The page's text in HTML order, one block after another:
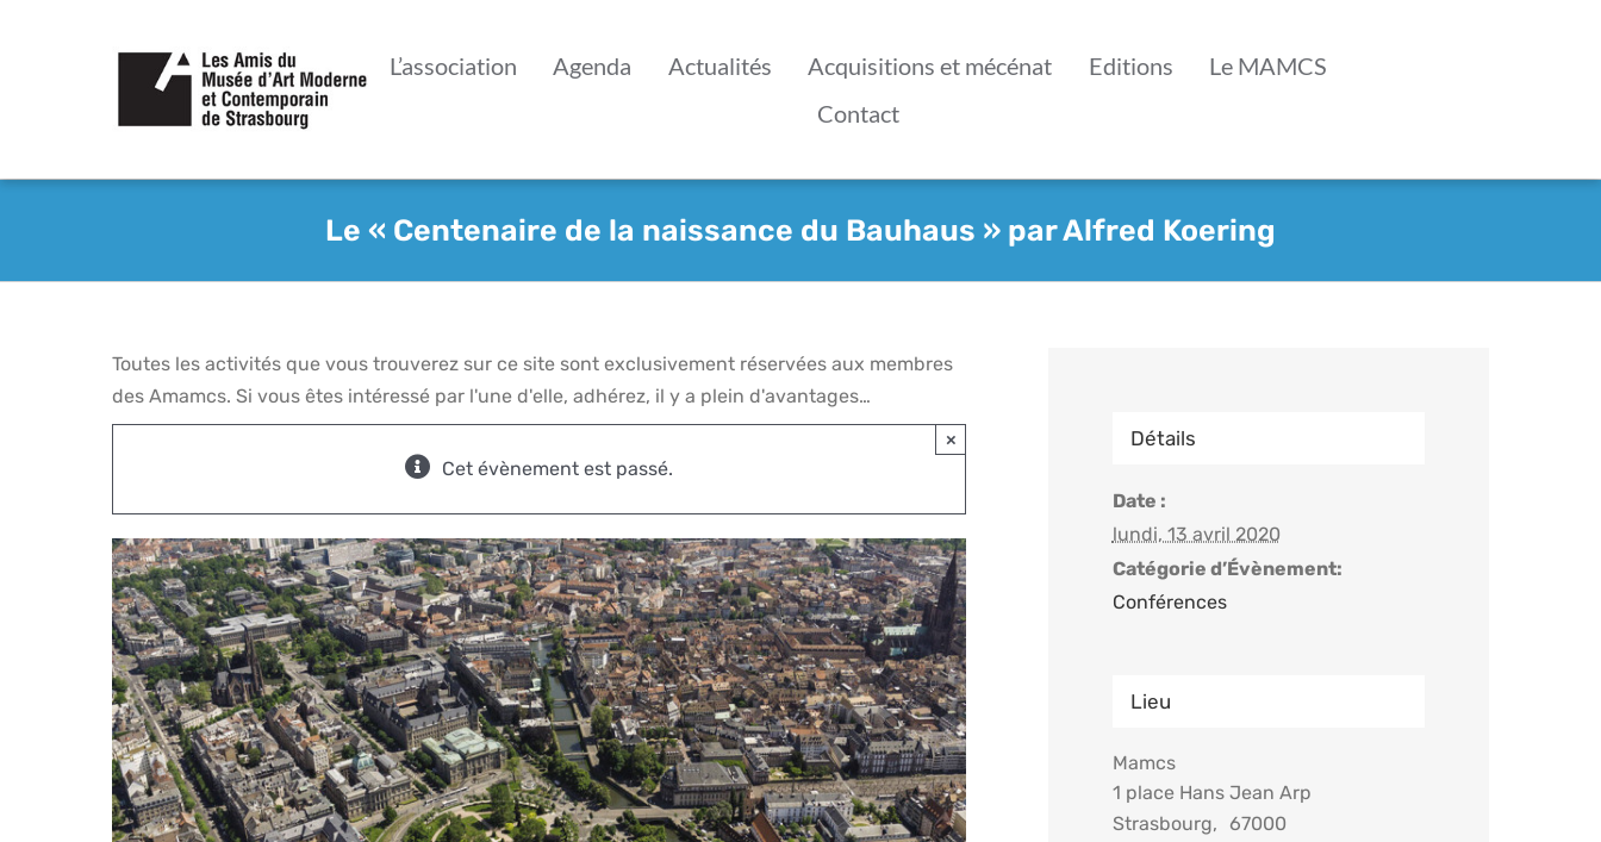
L’association Agenda Actualités Acquisitions et mécénat Editions
Le MAMCS
Contact
Le « Centenaire de la naissance du Bauhaus » par Alfred Koering
Toutes les activités que vous trouverez sur ce site sont exclusivement réservées aux membres
des Amamcs. Si vous êtes intéressé par l'une d'elle, adhérez, il y a plein d'avantages…
Cet évènement est passé.
× Détails
Date :
lundi, 13 avril 2020
Catégorie d’Évènement:
Conférences
Lieu
Mamcs
1 place Hans Jean Arp
Strasbourg, 67000